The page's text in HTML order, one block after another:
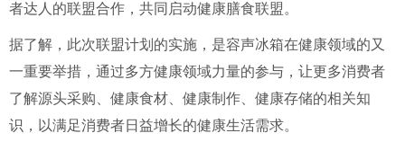
者达人的联盟合作，共同启动健康膳食联盟。
据了解，此次联盟计划的实施，是容声冰箱在健康领域的又
一重要举措，通过多方健康领域力量的参与，让更多消费者
了解源头采购、健康食材、健康制作、健康存储的相关知
识，以满足消费者日益增长的健康生活需求。